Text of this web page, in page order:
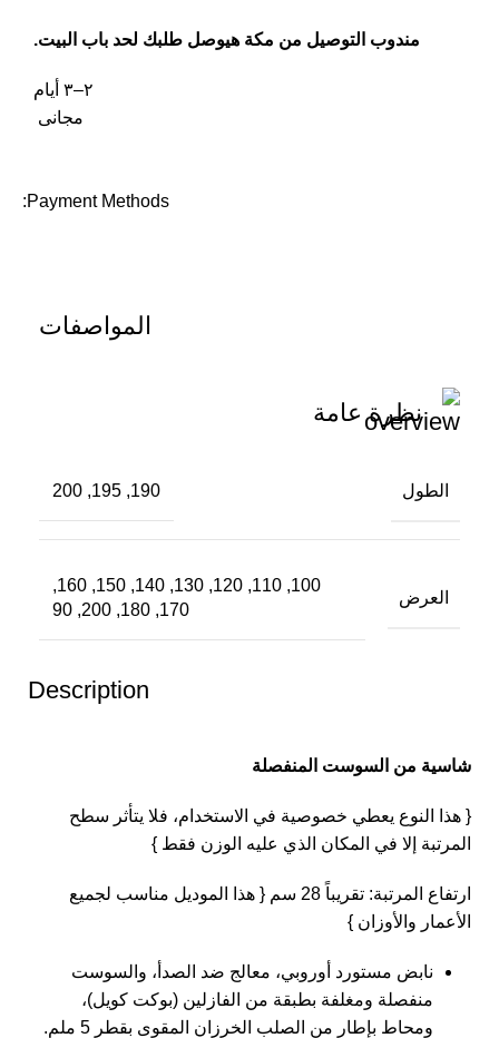
مندوب التوصيل من مكة هيوصل طلبك لحد باب البيت.
٢–٣ أيام
مجانى
Payment Methods:
Description
شاسية من السوست المنفصلة
{ هذا النوع يعطي خصوصية في الاستخدام، فلا يتأثر سطح
المرتبة إلا في المكان الذي عليه الوزن فقط }
ارتفاع المرتبة: تقريباً 28 سم { هذا الموديل مناسب لجميع
الأعمار والأوزان }
نابض مستورد أوروبي، معالج ضد الصدأ، والسوست
منفصلة ومغلفة بطبقة من الفازلين (بوكت كويل)،
ومحاط بإطار من الصلب الخرزان المقوى بقطر 5 ملم.
المواصفات
نظرة عامة
الطول 190, 195, 200
العرض
100, 110, 120, 130, 140, 150, 160,
170, 180, 200, 90